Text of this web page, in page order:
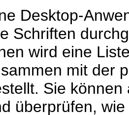
Desktop-
Schriften
wird eine
mit der
Sie
überprüfen,